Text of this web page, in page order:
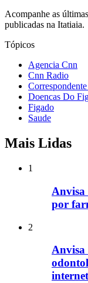
Acompanhe as
publicadas na Itatiaia.
Tópicos
Agencia Cnn
Cnn Radio
Doencas Do
Figado
Saude
Mais Lidas
1
Anvisa
por
2
Anvisa
internet